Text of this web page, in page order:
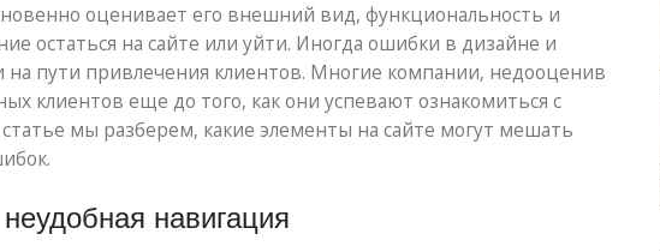
оценивает его внешний вид, функциональность и
остаться на сайте или уйти. Иногда ошибки в дизайне и
пути привлечения клиентов. Многие компании, недооценив
клиентов еще до того, как они успевают ознакомиться с
мы разберем, какие элементы на сайте могут мешать
навигация